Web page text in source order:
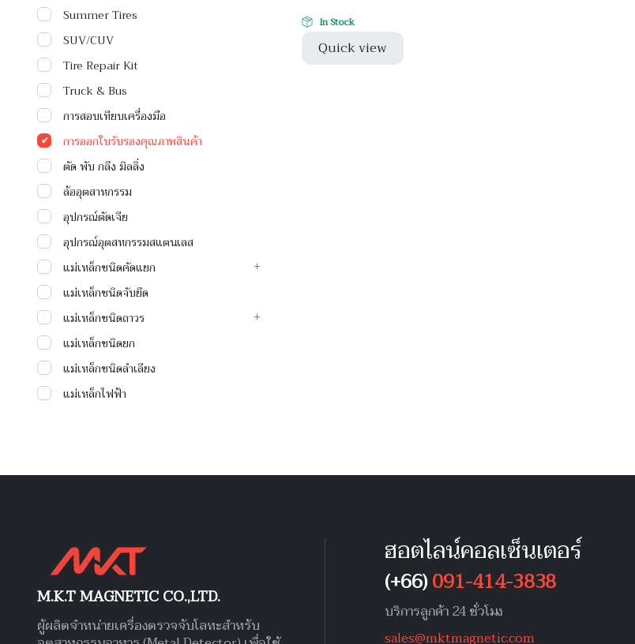
In Stock
Quick view
Summer Tires
SUV/CUV
Tire Repair Kit
Truck & Bus
การสอบเทียบเครื่องมือ
การออกใบรับรองคุณภาพสินค้า
ตัด พับ กลึง มิลลิ่ง
ล้ออุตสาหกรรม
อุปกรณ์ตัดเจีย
อุปกรณ์อุตสหกรรมสแตนเลส
แม่เหล็กชนิดคัดแยก
แม่เหล็กชนิดจับยึด
แม่เหล็กชนิดถาวร
แม่เหล็กชนิดยก
แม่เหล็กชนิดลำเลียง
แม่เหล็กไฟฟ้า
M.K.T MAGNETIC CO.,LTD.
ผู้ผลิตจำหน่ายเครื่องตรวจจับโลหะสำหรับ
ฮอตไลน์คอลเซ็นเตอร์
(+66)091-414-3838
บริการลูกค้า 24 ชั่วโมง
sales@mktmagnetic.com